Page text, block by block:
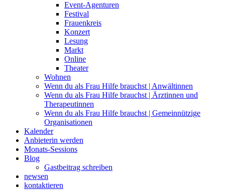
Event-Agenturen
Festival
Frauenkreis
Konzert
Lesung
Markt
Online
Theater
Wohnen
Wenn du als Frau Hilfe brauchst | Anwältinnen
Wenn du als Frau Hilfe brauchst | Ärztinnen und
Therapeutinnen
Wenn du als Frau Hilfe brauchst | Gemeinnützige
Organisationen
Kalender
Anbieterin werden
Monats-Sessions
Blog
Gastbeitrag schreiben
newsen
kontaktieren